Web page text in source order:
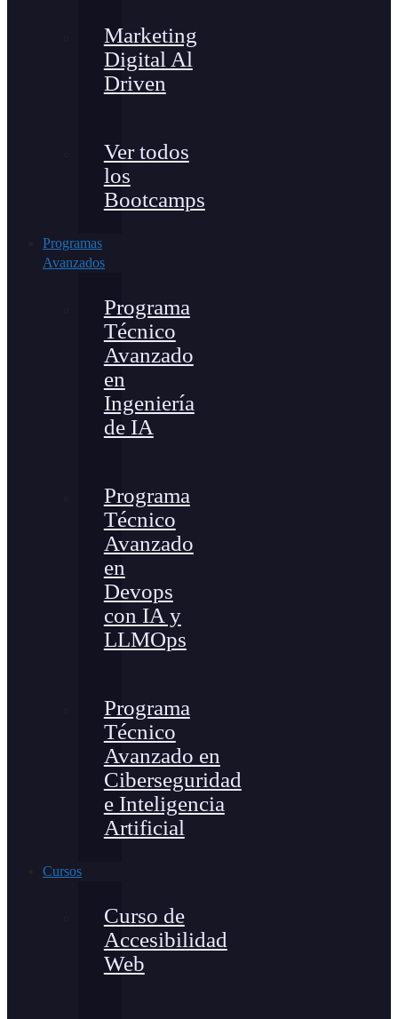
Marketing
Digital Al
Driven
Ver todos
los
Bootcamps
Programas
Avanzados
Programa
Técnico
Avanzado
en
Ingeniería
de IA
Programa
Técnico
Avanzado
en
Devops
con IA y
LLMOps
Programa
Técnico
Avanzado en
Ciberseguridad
e Inteligencia
Artificial
Cursos
Curso de
Accesibilidad
Web